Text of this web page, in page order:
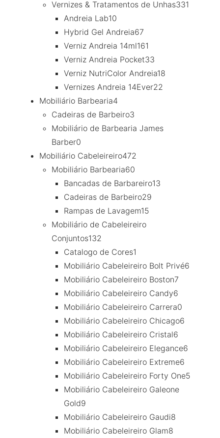
Vernizes & Tratamentos de Unhas331
Andreia Lab10
Hybrid Gel Andreia67
Verniz Andreia 14ml161
Verniz Andreia Pocket33
Verniz NutriColor Andreia18
Vernizes Andreia 14Ever22
Mobiliário Barbearia4
Cadeiras de Barbeiro3
Mobiliário de Barbearia James
Barber0
Mobiliário Cabeleireiro472
Mobiliário Barbearia60
Bancadas de Barbareiro13
Cadeiras de Barbeiro29
Rampas de Lavagem15
Mobiliário de Cabeleireiro
Conjuntos132
Catalogo de Cores1
Mobiliário Cabeleireiro Bolt Privé6
Mobiliário Cabeleireiro Boston7
Mobiliário Cabeleireiro Candy6
Mobiliário Cabeleireiro Carrera0
Mobiliário Cabeleireiro Chicago6
Mobiliário Cabeleireiro Cristal6
Mobiliário Cabeleireiro Elegance6
Mobiliário Cabeleireiro Extreme6
Mobiliário Cabeleireiro Forty One5
Mobiliário Cabeleireiro Galeone
Gold9
Mobiliário Cabeleireiro Gaudi8
Mobiliário Cabeleireiro Glam8